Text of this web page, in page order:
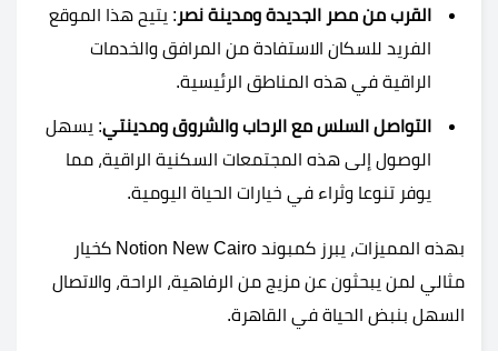
القرب من مصر الجديدة ومدينة نصر : يتيح هذا الموقع
الفريد للسكان الاستفادة من المرافق والخدمات
الراقية في هذه المناطق الرئيسية.
التواصل السلس مع الرحاب والشروق ومدينتي: يسهل
الوصول إلى هذه المجتمعات السكنية الراقية، مما
يوفر تنوعا وثراء في خيارات الحياة اليومية.
بهذه المميزات، يبرز كمبوند Notion New Cairo كخيار
مثالي لمن يبحثون عن مزيج من الرفاهية، الراحة، والاتصال
السهل بنبض الحياة في القاهرة.